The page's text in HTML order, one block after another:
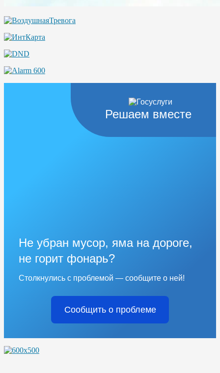
Решаем вместе
Не убран мусор, яма на дороге,
не горит фонарь?
Столкнулись с проблемой — сообщите о ней!
Сообщить о проблеме